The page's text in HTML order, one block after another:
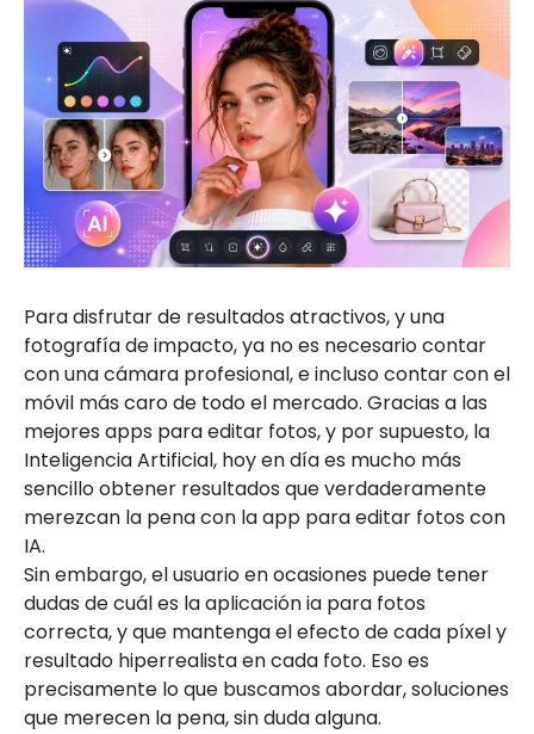
Para disfrutar de resultados atractivos, y una
fotografía de impacto, ya no es necesario contar
con una cámara profesional, e incluso contar con el
móvil más caro de todo el mercado. Gracias a las
mejores apps para editar fotos, y por supuesto, la
Inteligencia Artificial, hoy en día es mucho más
sencillo obtener resultados que verdaderamente
merezcan la pena con la app para editar fotos con
IA.
Sin embargo, el usuario en ocasiones puede tener
dudas de cuál es la aplicación ia para fotos
correcta, y que mantenga el efecto de cada píxel y
resultado hiperrealista en cada foto. Eso es
precisamente lo que buscamos abordar, soluciones
que merecen la pena, sin duda alguna.